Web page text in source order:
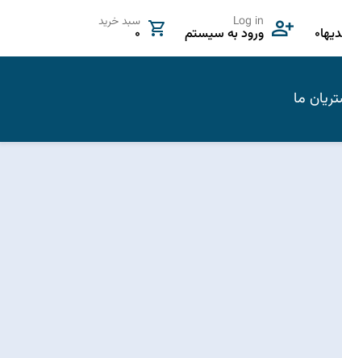
0
Log in
ورود به سیستم
سبد خرید
0
ما